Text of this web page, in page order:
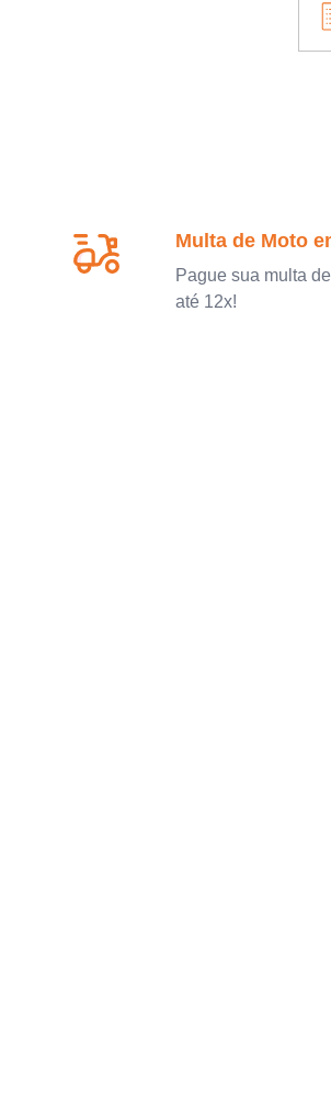
Multa de Moto
Pague sua multa
até 12x!